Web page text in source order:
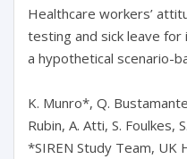
Healthcare workers’
testing and sick leave for
a hypothetical scenario-
K. Munro*, Q.
Rubin, A. Atti, S. Foulkes,
*SIREN Study Team, UK